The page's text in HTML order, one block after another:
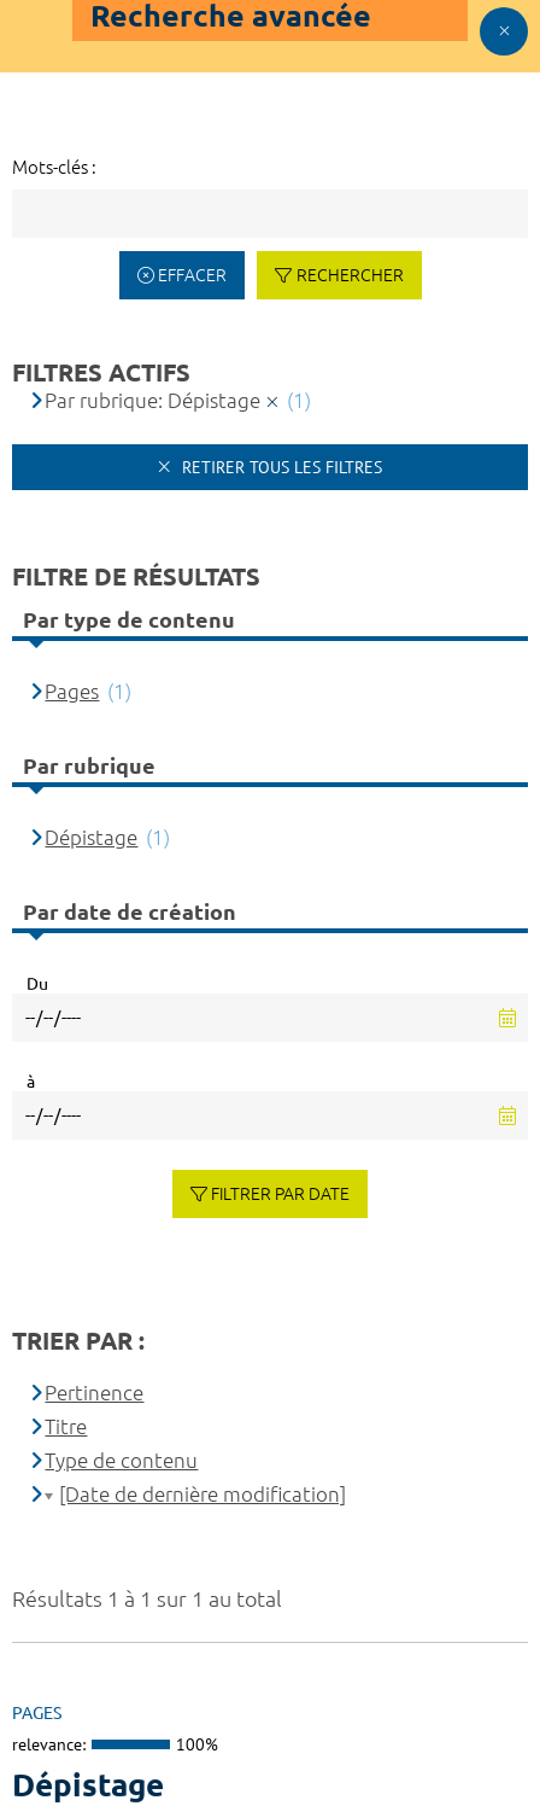
Recherche avancée
Mots-clés :
EFFACER RECHERCHER
Résultats 1 à 1 sur 1 au total
PAGES
relevance: 100%
Dépistage
FILTRES ACTIFS
Par rubrique: Dépistage (1)
RETIRER TOUS LES FILTRES
FILTRE DE RÉSULTATS
Par type de contenu
Pages (1)
Par rubrique
Dépistage (1)
Par date de création
Du
à
FILTRER PAR DATE
TRIER PAR :
Pertinence
Titre
Type de contenu
[Date de dernière modification]